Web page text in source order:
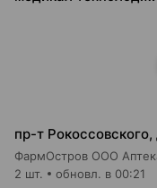
пр-т Рокоссовского,
2 шт. обновл. в 00:21